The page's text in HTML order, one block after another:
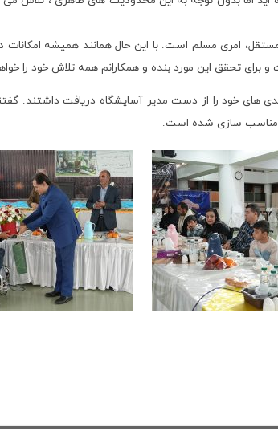
امری مسلم است. با این حال همانند همیشه
تحقق این مورد بنده و همکارانم همه تلاش خود را
های خود را از دست مدیر آسایشگاه دریافت